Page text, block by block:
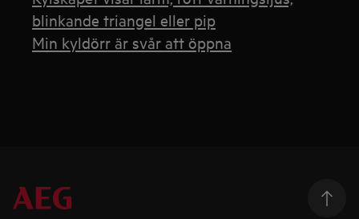
blinkande triangel eller pip
Min kyldörr är svår att öppna